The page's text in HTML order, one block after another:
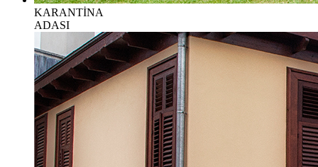
KARANTİNA
ADASI